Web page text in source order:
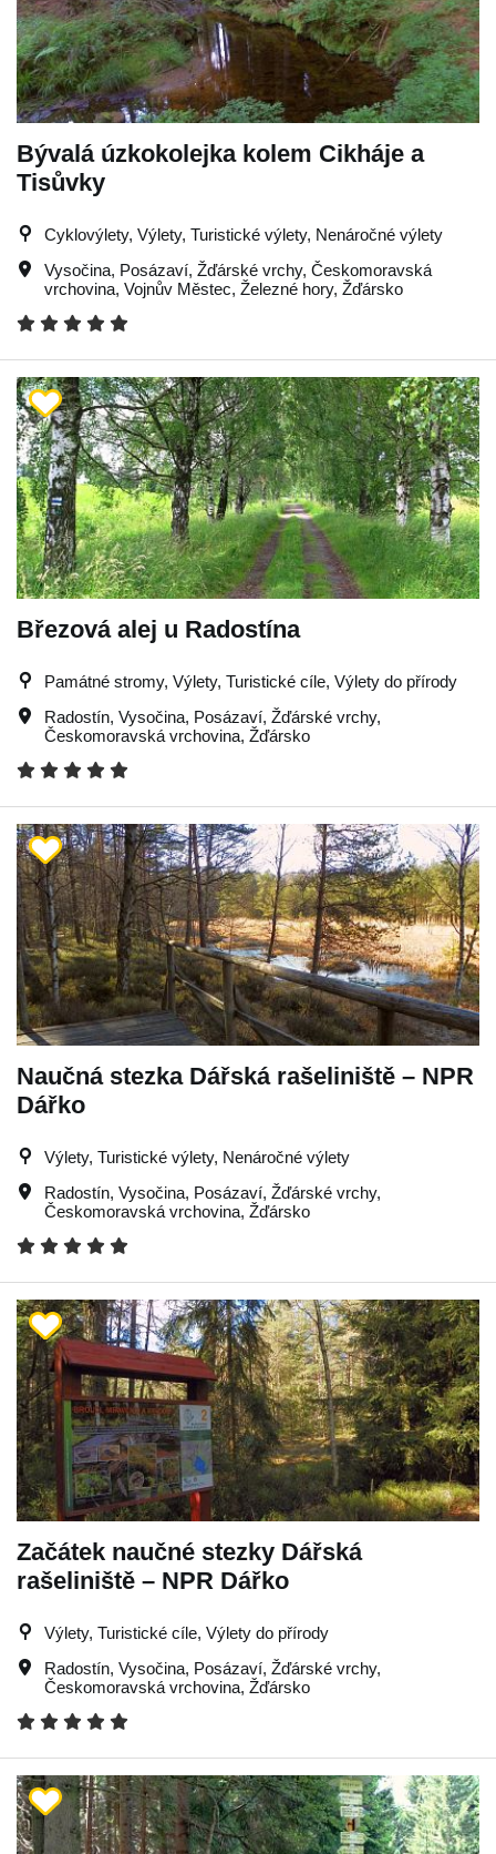
Bývalá úzkokolejka kolem Cikháje a
Tisůvky
Cyklovýlety, Výlety, Turistické výlety, Nenáročné výlety
Vysočina, Posázaví, Žďárské vrchy, Českomoravská
vrchovina, Vojnův Městec, Železné hory, Žďársko
Březová alej u Radostína
Památné stromy, Výlety, Turistické cíle, Výlety do přírody
Radostín, Vysočina, Posázaví, Žďárské vrchy,
Českomoravská vrchovina, Žďársko
Naučná stezka Dářská rašeliniště – NPR
Dářko
Výlety, Turistické výlety, Nenáročné výlety
Radostín, Vysočina, Posázaví, Žďárské vrchy,
Českomoravská vrchovina, Žďársko
Začátek naučné stezky Dářská
rašeliniště – NPR Dářko
Výlety, Turistické cíle, Výlety do přírody
Radostín, Vysočina, Posázaví, Žďárské vrchy,
Českomoravská vrchovina, Žďársko